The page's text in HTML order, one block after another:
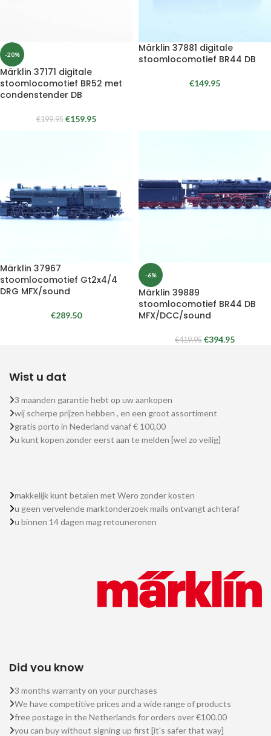
-20%
Märklin 37171 digitale
stoomlocomotief BR52 met
condenstender DB
€199.95 €159.95
Märklin 37881 digitale
stoomlocomotief BR44 DB
€149.95
Märklin 37967
stoomlocomotief Gt2x4/4
DRG MFX/sound
€289.50
-6%
Märklin 39889
stoomlocomotief BR44 DB
MFX/DCC/sound
€419.95 €394.95
Wist u dat
3 maanden garantie hebt op uw aankopen
wij scherpe prijzen hebben , en een groot assortiment
gratis porto in Nederland vanaf € 100,00
u kunt kopen zonder eerst aan te melden [wel zo veilig]
makkelijk kunt betalen met Wero zonder kosten
u geen vervelende marktonderzoek mails ontvangt achteraf
u binnen 14 dagen mag retounerenen
Did you know
3 months warranty on your purchases
We have competitive prices and a wide range of products
free postage in the Netherlands for orders over €100.00
you can buy without signing up first [it's safer that way]